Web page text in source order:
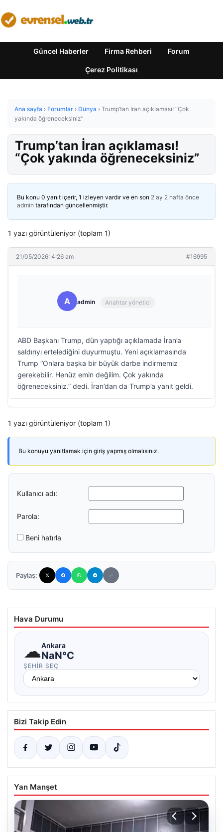
Güncel Haberler Firma Rehberi Forum
Çerez Politikası
Ana sayfa › Forumlar › Dünya › Trump’tan İran açıklaması! “Çok
yakında öğreneceksiniz”
Trump’tan İran açıklaması!
“Çok yakında öğreneceksiniz”
Bu konu 0 yanıt içerir, 1 izleyen vardır ve en son 2 ay 2 hafta önce
admin tarafından güncellenmiştir.
1 yazı görüntüleniyor (toplam 1)
21/05/2026: 4:26 am #16995
A admin Anahtar yönetici
ABD Başkanı Trump, dün yaptığı açıklamada İran’a
saldırıyı ertelediğini duyurmuştu. Yeni açıklamasında
Trump “Onlara başka bir büyük darbe indirmemiz
gerekebilir. Henüz emin değilim. Çok yakında
öğreneceksiniz.” dedi. İran’dan da Trump’a yanıt geldi.
1 yazı görüntüleniyor (toplam 1)
Bu konuyu yanıtlamak için giriş yapmış olmalısınız.
Kullanıcı adı:
Parola:
Beni hatırla
Paylaş:
Hava Durumu
☁Ankara
NaN°C
ŞEHIR SEÇ
Bizi Takip Edin
Yan Manşet